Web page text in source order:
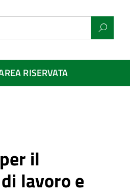
RISERVATA
il
lavoro e